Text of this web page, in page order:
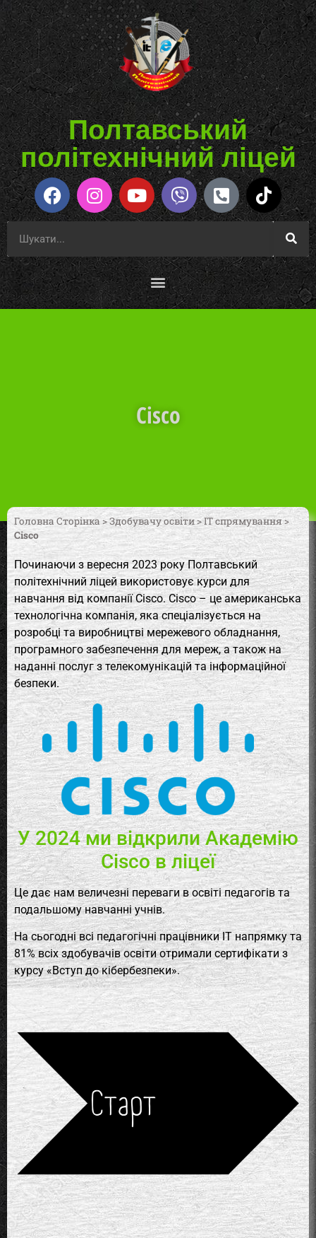
Полтавський
політехнічний ліцей
Cisco
Головна Сторінка >Здобувачу освіти>ІТ спрямування>
Cisco
Починаючи з вересня 2023 року Полтавський
політехнічний ліцей використовує курси для
навчання від компанії Cisco. Cisco – це американська
технологічна компанія, яка спеціалізується на
розробці та виробництві мережевого обладнання,
програмного забезпечення для мереж, а також на
наданні послуг з телекомунікацій та інформаційної
безпеки.
У 2024 ми відкрили Академію
Cisco в ліцеї
Це дає нам величезні переваги в освіті педагогів та
подальшому навчанні учнів.
На сьогодні всі педагогічні працівники ІТ напрямку та
81% всіх здобувачів освіти отримали сертифікати з
курсу «Вступ до кібербезпеки».